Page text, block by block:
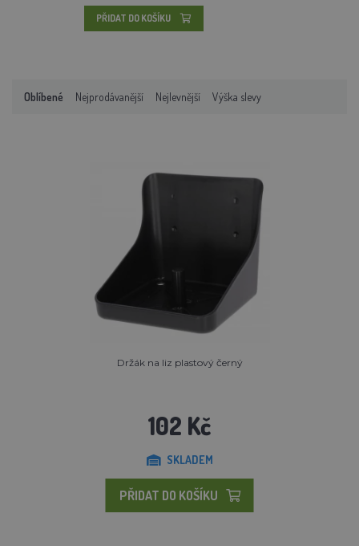
PŘIDAT DO KOŠÍKU
Oblíbené Nejprodávanější Nejlevnější Výška slevy
Držák na liz plastový černý
102 Kč
SKLADEM
PŘIDAT DO KOŠÍKU